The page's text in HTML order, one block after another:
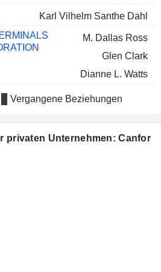
Karl Vilhelm Santhe Dahl
M. Dallas Ross
Glen Clark
Dianne L. Watts
Norman Mayr
KANSAS CITY
John Baird
Vergangene Beziehungen
privaten Unternehmen: Canfor